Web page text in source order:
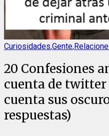
Curiosidades,Gente,
20 Confesiones
cuenta de
cuenta sus
respuestas)